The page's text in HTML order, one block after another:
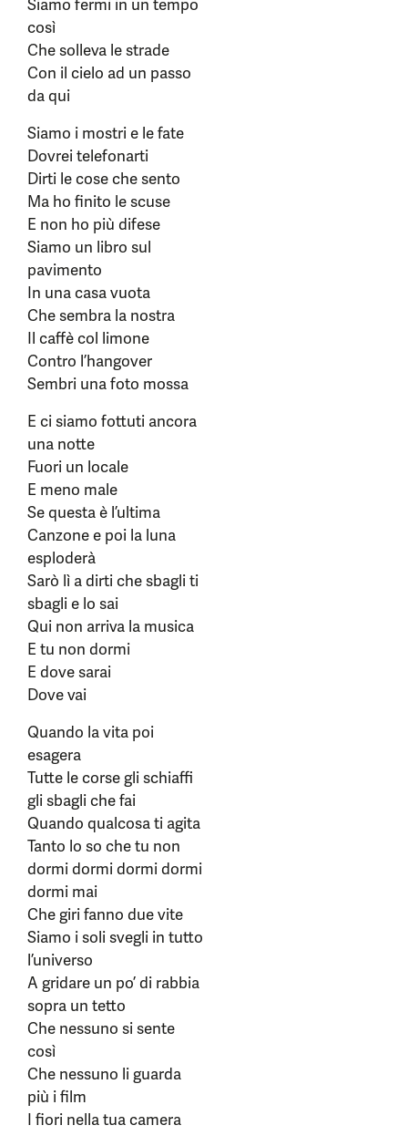
Siamo fermi in un tempo
così
Che solleva le strade
Con il cielo ad un passo
da qui
Siamo i mostri e le fate
Dovrei telefonarti
Dirti le cose che sento
Ma ho finito le scuse
E non ho più difese
Siamo un libro sul
pavimento
In una casa vuota
Che sembra la nostra
Il caffè col limone
Contro l’hangover
Sembri una foto mossa
E ci siamo fottuti ancora
una notte
Fuori un locale
E meno male
Se questa è l’ultima
Canzone e poi la luna
esploderà
Sarò lì a dirti che sbagli ti
sbagli e lo sai
Qui non arriva la musica
E tu non dormi
E dove sarai
Dove vai
Quando la vita poi
esagera
Tutte le corse gli schiaffi
gli sbagli che fai
Quando qualcosa ti agita
Tanto lo so che tu non
dormi dormi dormi dormi
dormi mai
Che giri fanno due vite
Siamo i soli svegli in tutto
l’universo
A gridare un po’ di rabbia
sopra un tetto
Che nessuno si sente
così
Che nessuno li guarda
più i film
I fiori nella tua camera